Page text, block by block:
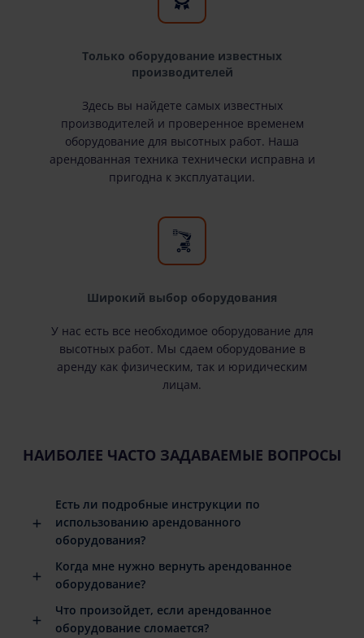
Только оборудование известных
производителей
Здесь вы найдете самых известных
производителей и проверенное временем
оборудование для высотных работ. Наша
арендованная техника технически исправна и
пригодна к эксплуатации.
Широкий выбор оборудования
У нас есть все необходимое оборудование для
высотных работ. Мы сдаем оборудование в
аренду как физическим, так и юридическим
лицам.
НАИБОЛЕЕ ЧАСТО ЗАДАВАЕМЫЕ ВОПРОСЫ
Есть ли подробные инструкции по
использованию арендованного
оборудования?
Когда мне нужно вернуть арендованное
оборудование?
Что произойдет, если арендованное
оборудование сломается?